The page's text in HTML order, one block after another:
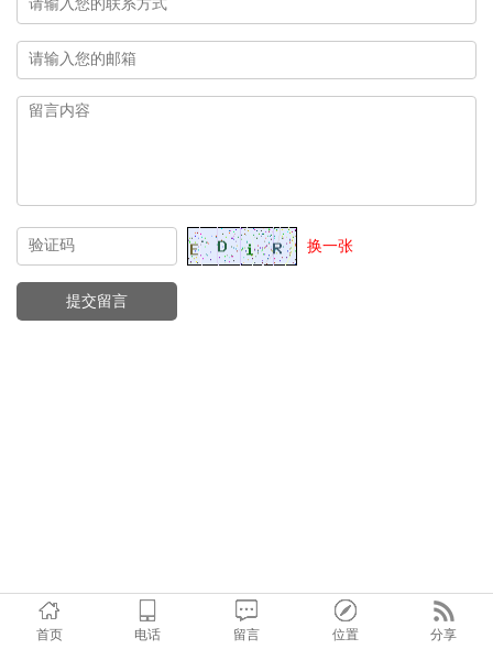
换一张
首页 电话 留言 位置 分享